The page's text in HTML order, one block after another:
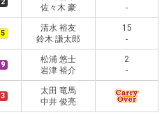
佐々木 豪
-
5
清水 裕友
鈴木 謙太郎
15
-
9
松浦 悠士
岩津 裕介
2
-
3
太田 竜馬
中井 俊亮